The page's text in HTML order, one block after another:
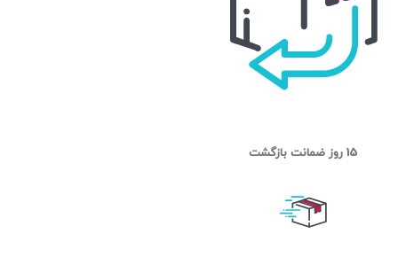
15 روز ضمانت بازگشت